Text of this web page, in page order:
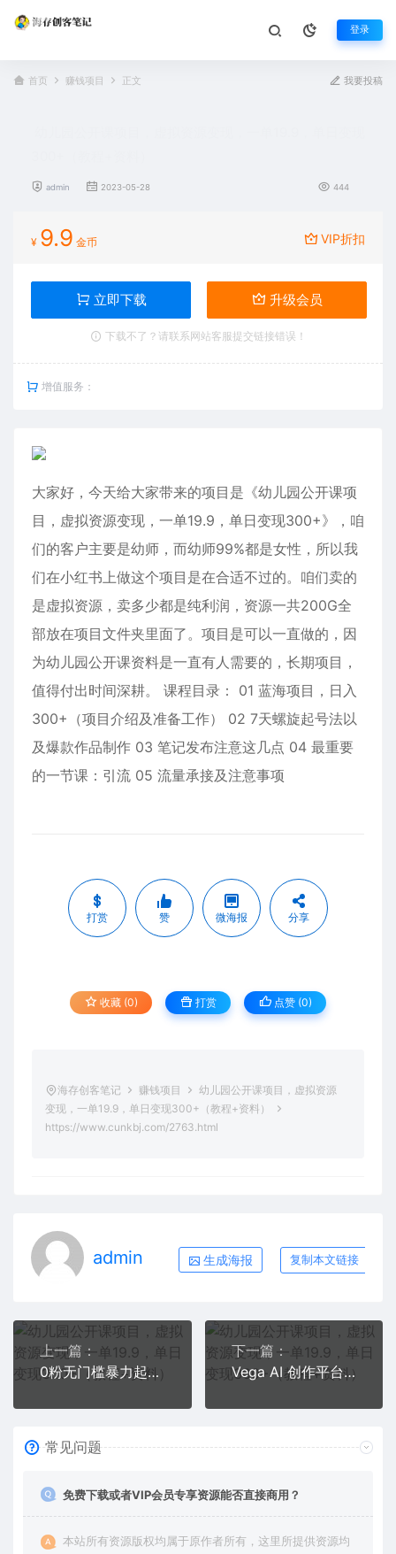
登录
首页 赚钱项目 正文 我要投稿
admin 2023-05-28 444
¥ 9.9 金币 VIP折扣
立即下载 升级会员
下载不了？请联系网站客服提交链接错误！
增值服务：
大家好，今天给大家带来的项目是《幼儿园公开课项
目，虚拟资源变现，一单19.9，单日变现300+》，咱
们的客户主要是幼师，而幼师99%都是女性，所以我
们在小红书上做这个项目是在合适不过的。咱们卖的
是虚拟资源，卖多少都是纯利润，资源一共200G全
部放在项目文件夹里面了。项目是可以一直做的，因
为幼儿园公开课资料是一直有人需要的，长期项目，
值得付出时间深耕。 课程目录： 01 蓝海项目，日入
300+（项目介绍及准备工作） 02 7天螺旋起号法以
及爆款作品制作 03 笔记发布注意这几点 04 最重要
的一节课：引流 05 流量承接及注意事项
打赏 赞 微海报 分享
收藏 (0) 打赏 点赞 (0)
海存创客笔记 赚钱项目
幼儿园公开课项目，虚拟资源
变现，一单19.9，单日变现300+（教程+资料）
https://www.cunkbj.com/2763.html
admin 生成海报 复制本文链接
上一篇：
0粉无门槛暴力起号美女号，简单搬运月入1w＋
下一篇：
Vega AI 创作平台，手把手教你制作爆款美女模型视频HH
常见问题
免费下载或者VIP会员专享资源能否直接商用？
本站所有资源版权均属于原作者所有，这里所提供资源均